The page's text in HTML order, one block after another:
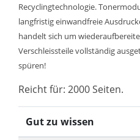
Recyclingtechnologie.
langfristig einwandfreie
handelt sich um
Verschleissteile vollständig
spüren!
Reicht für: 2000 Seiten.
Gut zu wissen